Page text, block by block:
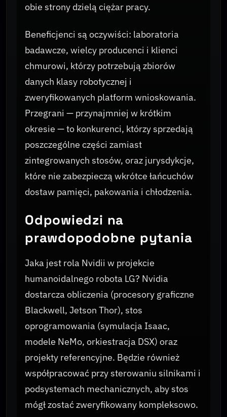
obie strony dzielą ciężar pracy.
Beneficjenci są oczywiści: laboratoria
badawcze, wielcy producenci i klienci
chmurowi, którzy potrzebują zbiorów
danych klasy robotycznej i
zweryfikowanych platform wnioskowania.
Przegrani — przynajmniej w krótkim
okresie — to konkurenci, którzy sprzedają
poszczególne części zamiast
zintegrowanych stosów, oraz jurysdykcje,
które nie zabezpieczą wkrótce łańcuchów
dostaw pamięci, pakowania i chłodzenia.
Odpowiedzi na
prawdopodobne pytania
Jaka jest rola Nvidii w projekcie
humanoidalnego robota LG? Nvidia
dostarcza obliczenia (procesory graficzne
Blackwell, Jetson Thor), stos
oprogramowania (symulacja Isaac,
modele NeMo, orkiestracja DSX) oraz
projekty referencyjne. Będzie również
współpracować przy sterowaniu silnikami i
podsystemach mechanicznych, aby stos
mógł zostać zweryfikowany kompleksowo.